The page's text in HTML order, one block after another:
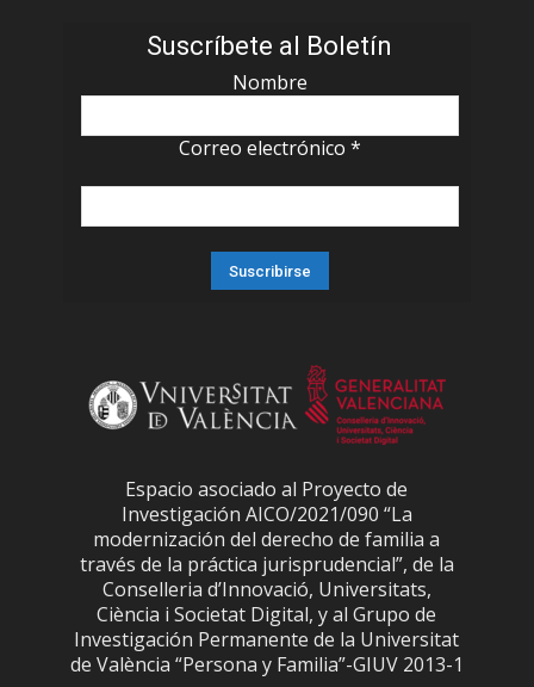
Suscríbete al Boletín
Nombre
Correo electrónico *
Espacio asociado al Proyecto de
Investigación AICO/2021/090 “La
modernización del derecho de familia a
través de la práctica jurisprudencial”, de la
Conselleria d’Innovació, Universitats,
Ciència i Societat Digital, y al Grupo de
Investigación Permanente de la Universitat
de València “Persona y Familia”-GIUV 2013-1